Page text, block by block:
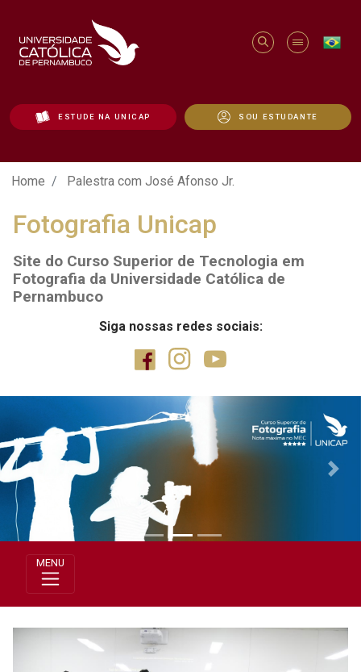
ESTUDE NA UNICAP SOU ESTUDANTE
Palestra com José Afonso Jr. - Unicap
Home Palestra com José Afonso Jr.
Fotografia Unicap
Site do Curso Superior de Tecnologia em
Fotografia da Universidade Católica de
Pernambuco
Siga nossas redes sociais:
Previous Next
MENU